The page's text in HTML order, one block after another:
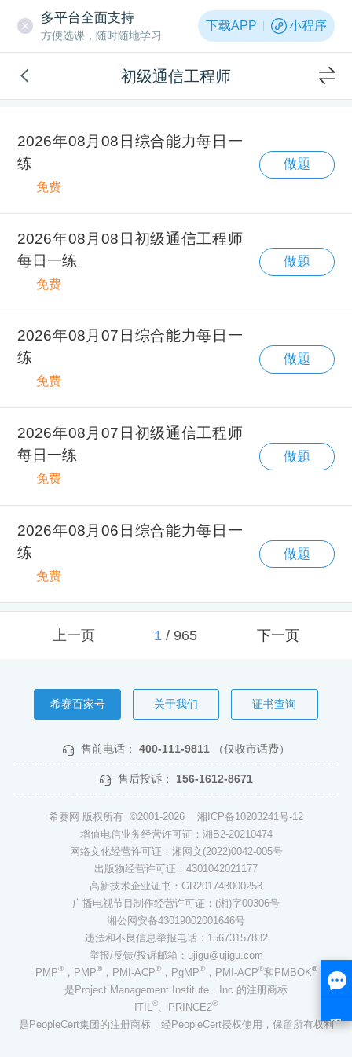
多平台全面支持
方便选课，随时随地学习
下载APP 小程序
初级通信工程师
2026年08月08日综合能力每日一
练
免费
做题
2026年08月08日初级通信工程师
每日一练
免费
做题
2026年08月07日综合能力每日一
练
免费
做题
2026年08月07日初级通信工程师
每日一练
免费
做题
2026年08月06日综合能力每日一
练
免费
做题
上一页 1/ 965 下一页
希赛百家号 关于我们 证书查询
售前电话： 400-111-9811 （仅收市话费）
售后投诉： 156-1612-8671
希赛网 版权所有 ©2001-2026 湘ICP备10203241号-12
增值电信业务经营许可证：湘B2-20210474
网络文化经营许可证：湘网文(2022)0042-005号
出版物经营许可证：4301042021177
高新技术企业证书：GR201743000253
广播电视节目制作经营许可证：(湘)字00306号
湘公网安备43019002001646号
违法和不良信息举报电话：15673157832
举报/反馈/投诉邮箱：ujigu@ujigu.com
PMP®，PMP®，PMI-ACP®，PgMP®，PMI-ACP®和PMBOK®
是Project Management Institute，Inc.的注册商标
ITIL®、PRINCE2®
是PeopleCert集团的注册商标，经PeopleCert授权使用，保留所有权利